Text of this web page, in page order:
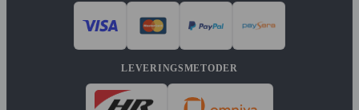
LEVERINGSMETODER